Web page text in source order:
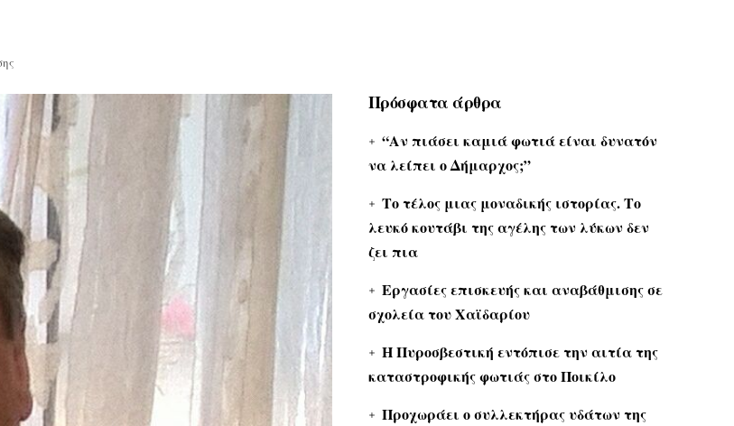
Πρόσφατα άρθρα
“Αν πιάσει καμιά φωτιά είναι δυνατόν
να λείπει ο Δήμαρχος;”
Το τέλος μιας μοναδικής ιστορίας. Το
λευκό κουτάβι της αγέλης των λύκων δεν
ζει πια
Εργασίες επισκευής και αναβάθμισης σε
σχολεία του Χαϊδαρίου
Η Πυροσβεστική εντόπισε την αιτία της
καταστροφικής φωτιάς στο Ποικίλο
Προχωράει ο συλλεκτήρας υδάτων της